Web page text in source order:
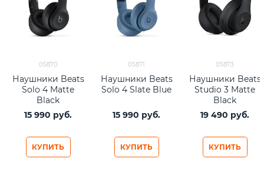
05870
Наушники Beats
Solo 4 Matte
Black
15 990 руб.
КУПИТЬ
05871
Наушники Beats
Solo 4 Slate Blue
15 990 руб.
КУПИТЬ
05873
Наушники Beats
Studio 3 Matte
Black
19 490 руб.
КУПИТЬ